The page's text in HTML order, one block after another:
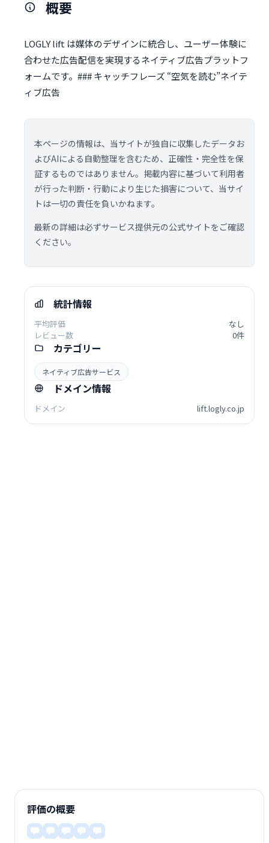
概要
LOGLY lift は媒体のデザインに統合し、ユーザー体験に
合わせた広告配信を実現するネイティブ広告プラットフ
ォームです。### キャッチフレーズ “空気を読む”ネイテ
ィブ広告
本ページの情報は、当サイトが独自に収集したデータお
よびAIによる自動整理を含むため、正確性・完全性を保
証するものではありません。掲載内容に基づいて利用者
が行った判断・行動により生じた損害について、当サイ
トは一切の責任を負いかねます。
最新の詳細は必ずサービス提供元の公式サイトをご確認
ください。
統計情報
平均評価
なし
レビュー数
0件
カテゴリー
ネイティブ広告サービス
ドメイン情報
ドメイン lift.logly.co.jp
評価の概要